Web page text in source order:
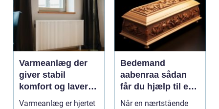
Varmeanlæg der
giver stabil
komfort og lavere
energiregning
Varmeanlæg er hjertet
Bedemand
aabenraa sådan
får du hjælp til en
værdig afsked
Når en nærtstående